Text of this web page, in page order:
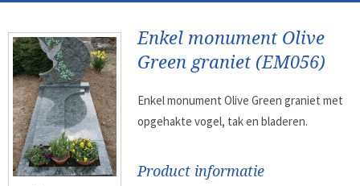
Enkel monument Olive
Green graniet (EM056)
Enkel monument Olive Green graniet met
opgehakte vogel, tak en bladeren.
Product informatie